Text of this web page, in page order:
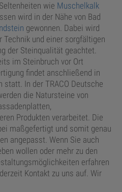
wie Muschelkalk
wird in der Nähe von Bad
gewonnen. Dabei wird
Technik und einer sorgfältigen
der Steinqualität geachtet.
im Steinbruch vor Ort
findet anschließend in
statt. In der TRACO Deutsche
die Natursteine von
Produkten verarbeitet. Die
maßgefertigt und somit genau
angepasst. Wenn Sie auch
wollen oder mehr zu den
erfahren
Kontakt zu uns auf. Wir